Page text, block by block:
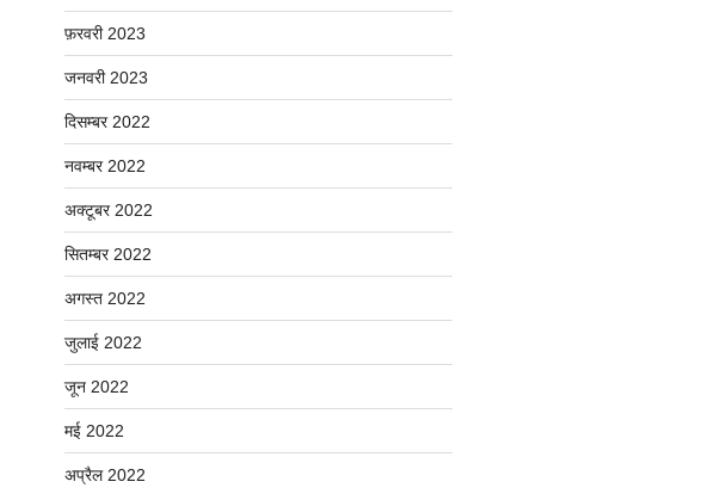
फ़रवरी 2023
जनवरी 2023
दिसम्बर 2022
नवम्बर 2022
अक्टूबर 2022
सितम्बर 2022
अगस्त 2022
जुलाई 2022
जून 2022
मई 2022
अप्रैल 2022